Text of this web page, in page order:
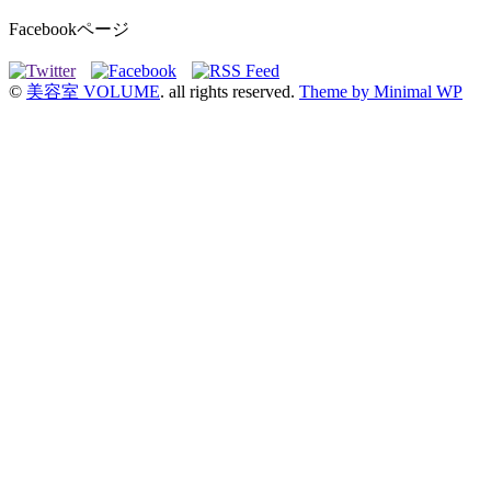
Facebookページ
© 美容室 VOLUME. all rights reserved. Theme by Minimal WP